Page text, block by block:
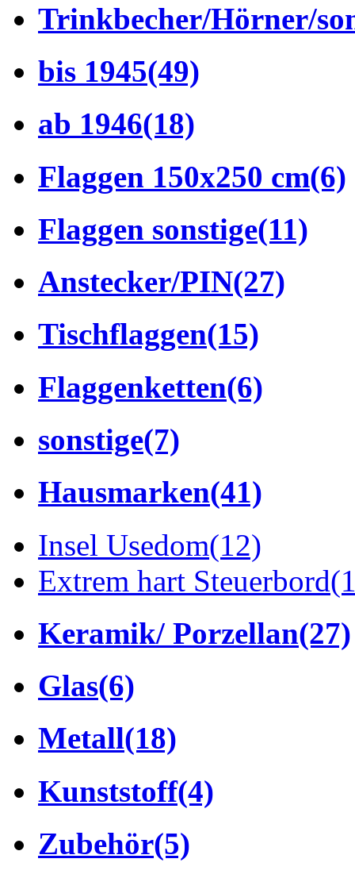
Trinkbecher/Hörner/
bis 1945(49)
ab 1946(18)
Flaggen 150x250 cm(6)
Flaggen sonstige(11)
Anstecker/PIN(27)
Tischflaggen(15)
Flaggenketten(6)
sonstige(7)
Hausmarken(41)
Insel Usedom(12)
Extrem hart Steuerbord
Keramik/ Porzellan(27)
Glas(6)
Metall(18)
Kunststoff(4)
Zubehör(5)